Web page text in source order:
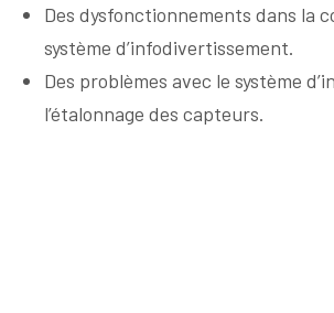
Des dysfonctionnements dans la
système d’infodivertissement.
Des problèmes avec le système
l’étalonnage des capteurs.